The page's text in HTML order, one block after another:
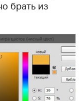
брать из